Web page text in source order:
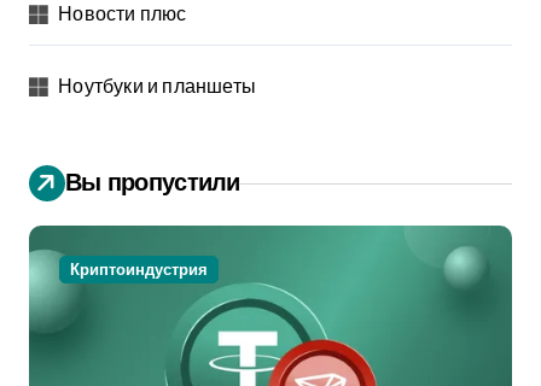
Новости плюс
Ноутбуки и планшеты
Вы пропустили
Криптоиндустрия